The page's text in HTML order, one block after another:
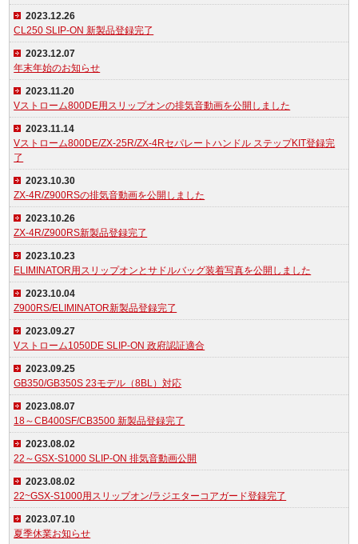
2023.12.26
CL250 SLIP-ON 新製品登録完了
2023.12.07
年末年始のお知らせ
2023.11.20
Vストローム800DE用スリップオンの排気音動画を公開しました
2023.11.14
Vストローム800DE/ZX-25R/ZX-4Rセパレートハンドル ステップKIT登録完
了
2023.10.30
ZX-4R/Z900RSの排気音動画を公開しました
2023.10.26
ZX-4R/Z900RS新製品登録完了
2023.10.23
ELIMINATOR用スリップオンとサドルバッグ装着写真を公開しました
2023.10.04
Z900RS/ELIMINATOR新製品登録完了
2023.09.27
Vストローム1050DE SLIP-ON 政府認証適合
2023.09.25
GB350/GB350S 23モデル（8BL）対応
2023.08.07
18～CB400SF/CB3500 新製品登録完了
2023.08.02
22～GSX-S1000 SLIP-ON 排気音動画公開
2023.08.02
22~GSX-S1000用スリップオン/ラジエターコアガード登録完了
2023.07.10
夏季休業お知らせ